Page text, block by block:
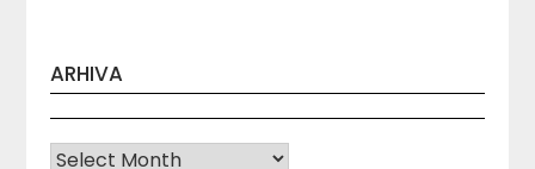
ARHIVA
Arhiva